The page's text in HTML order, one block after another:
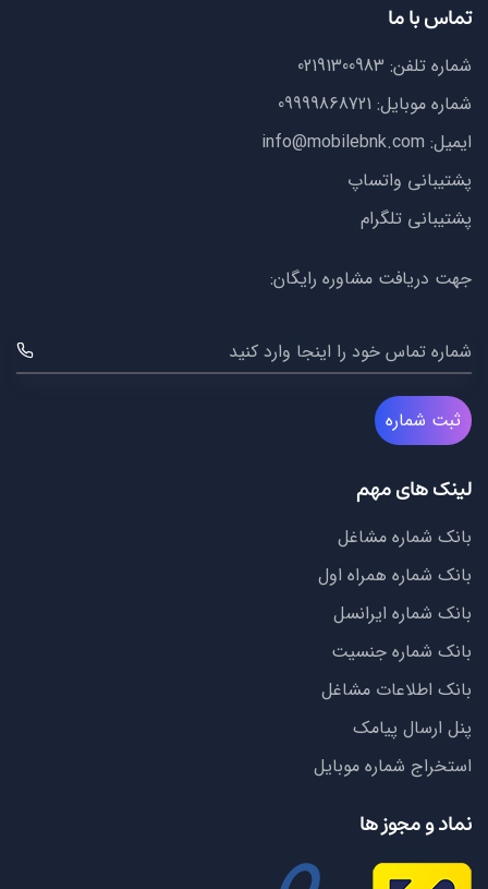
تماس با ما
شماره تلفن: 02191300983
شماره موبایل: 09999868721
ایمیل: info@mobilebnk.com
پشتیبانی واتساپ
پشتیبانی تلگرام
جهت دریافت مشاوره رایگان:
شماره تماس خود را اینجا وارد کنید
ثبت شماره
لینک های مهم
بانک شماره مشاغل
بانک شماره همراه اول
بانک شماره ایرانسل
بانک شماره جنسیت
بانک اطلاعات مشاغل
پنل ارسال پیامک
استخراج شماره موبایل
نماد و مجوز ها